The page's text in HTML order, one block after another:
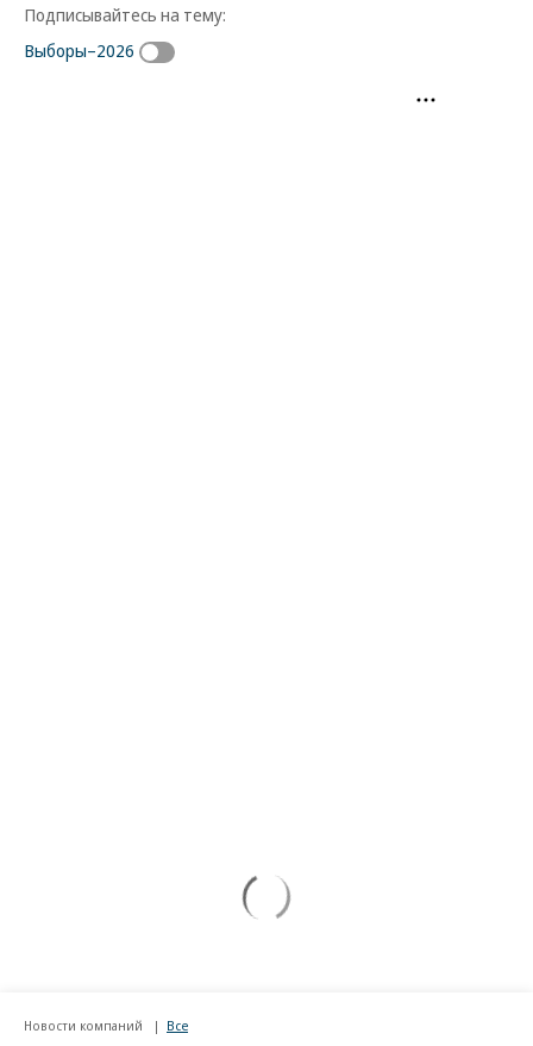
Подписывайтесь на тему:
Выборы–2026
Новости компаний Все